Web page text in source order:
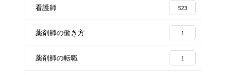
看護師 523
薬剤師の働き方 1
薬剤師の転職 1